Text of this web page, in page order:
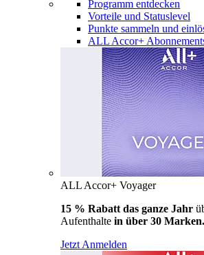
Programm entdecken
Vorteile und Statuslevel
Punkte sammeln und
ALL Accor+
ALL Accor+ Voyager
15 % Rabatt das ganze Jahr
Aufenthalte in über 30 Marken.
Jetzt Anmelden